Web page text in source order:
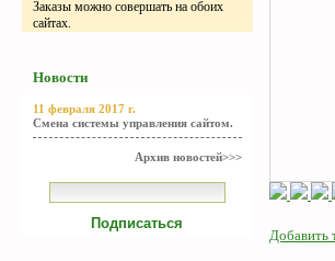
Заказы можно совершать на обоих
сайтах.
Новости
11 февраля 2017 г.
Смена системы управления сайтом.
Архив новостей>>>
Добавить